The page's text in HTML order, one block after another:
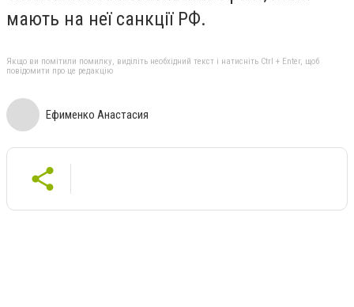
мають на неї санкції РФ.
Якщо ви помітили помилку, виділіть необхідний текст і натисніть Ctrl + Enter, щоб
повідомити про це редакцію
Ефименко Анастасия